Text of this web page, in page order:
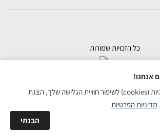
אתרי מכירות
כל הזכויות שמורות
אנחנו!
אנחנו משתמשים בעוגיות (cookies) לשיפור חוויית הגלישה שלך, הצגת
מדיניות הפרטיות
הבנתי